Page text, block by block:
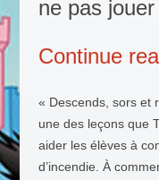
ne pas
Continue
« Descends, sors et
une des leçons que
aider les élèves à
d’incendie. À